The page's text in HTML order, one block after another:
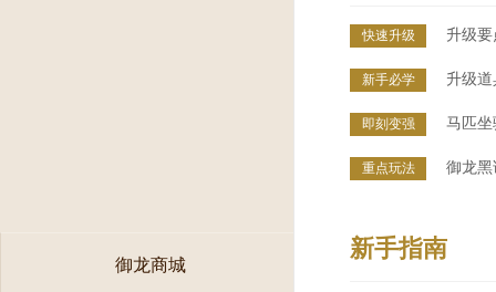
御龙商城
快速升级 升级要
新手必学 升级道
即刻变强 马匹坐
重点玩法 御龙黑
新手指南